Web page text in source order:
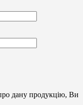
дану продукцію, Ви